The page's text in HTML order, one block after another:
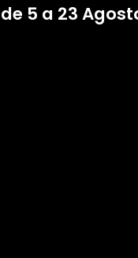
5 a 23